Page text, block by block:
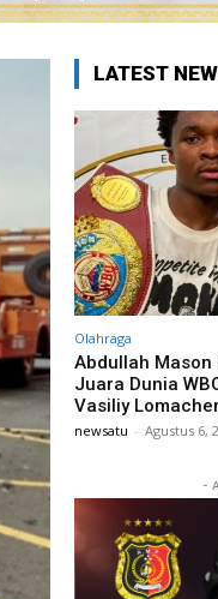
LATEST
Olahraga
Abdullah Mason
Juara Dunia
Vasiliy
newsatu - Agustus 6,
-